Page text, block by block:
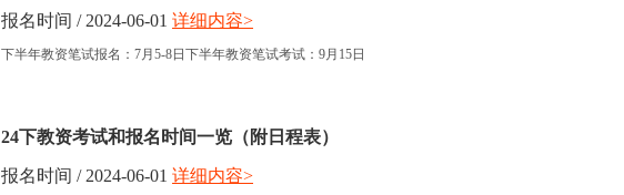
报名时间 / 2024-06-01
下半年教资笔试报名：7月5-8日下半年教资笔试考试：9月15日
详细内容>
24下教资考试和报名时间一览（附日程表）
报名时间 / 2024-06-01 详细内容>